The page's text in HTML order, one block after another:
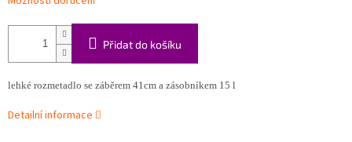
Přidat do košíku
lehké rozmetadlo se záběrem 41cm a zásobníkem 15 l
Detailní informace